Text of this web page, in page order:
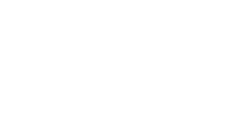
đã tu khổ luyện cả ngàn năm và vì
Ấn Độ, Vaisravana trở thành một vị Hộ
của nhân gian.
được mô tả thân mình mặc giáp trụ.